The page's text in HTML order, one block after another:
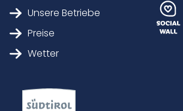
Unsere Betriebe
Preise
Wetter